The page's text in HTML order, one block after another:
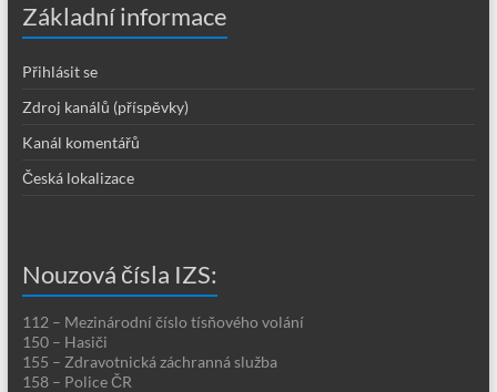
Základní informace
Přihlásit se
Zdroj kanálů (příspěvky)
Kanál komentářů
Česká lokalizace
Nouzová čísla IZS:
112 – Mezinárodní číslo tísňového volání
150 – Hasiči
155 – Zdravotnická záchranná služba
158 – Police ČR